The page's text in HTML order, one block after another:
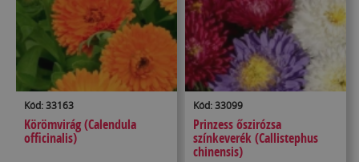
Kód: 33163
Körömvirág (Calendula
officinalis)
Kód: 33099
Prinzess őszirózsa
színkeverék (Callistephus
chinensis)